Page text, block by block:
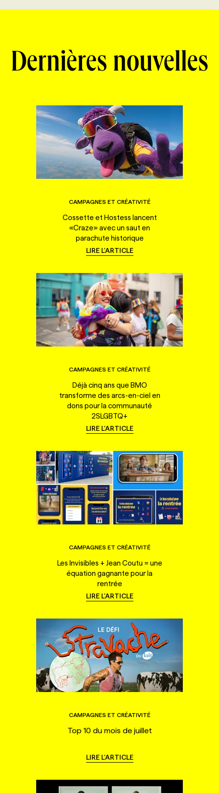
Dernières nouvelles
CAMPAGNES ET CRÉATIVITÉ
Cossette et Hostess lancent
«Craze» avec un saut en
parachute historique
LIRE L'ARTICLE
CAMPAGNES ET CRÉATIVITÉ
Déjà cinq ans que BMO
transforme des arcs-en-ciel en
dons pour la communauté
2SLGBTQ+
LIRE L'ARTICLE
CAMPAGNES ET CRÉATIVITÉ
Les Invisibles + Jean Coutu = une
équation gagnante pour la
rentrée
LIRE L'ARTICLE
CAMPAGNES ET CRÉATIVITÉ
Top 10 du mois de juillet
LIRE L'ARTICLE